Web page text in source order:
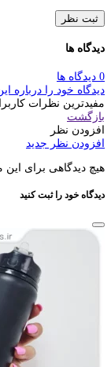
ثبت نظر
دیدگاه ها
0 دیدگاه ها
دیدگاه خود را درباره
مفیدترین نظرات
بازگشت
افزودن نظر
افزودن نظر جدید
هیچ دیدگاهی برای
دیدگاه خود را ثبت کنید